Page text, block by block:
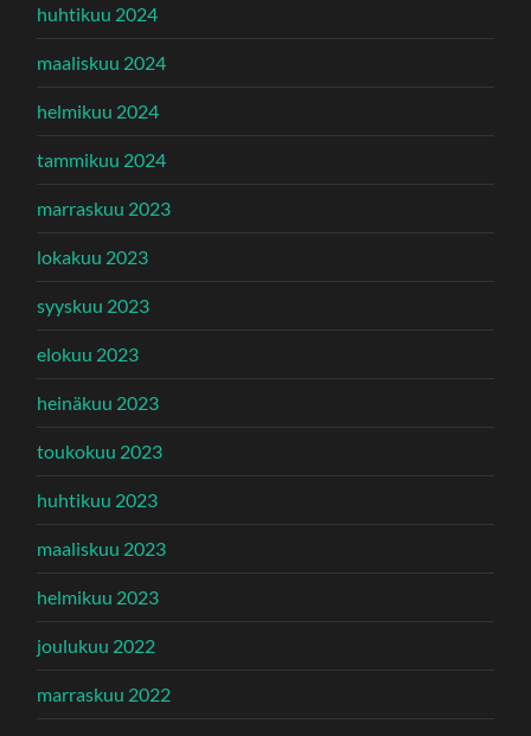
huhtikuu 2024
maaliskuu 2024
helmikuu 2024
tammikuu 2024
marraskuu 2023
lokakuu 2023
syyskuu 2023
elokuu 2023
heinäkuu 2023
toukokuu 2023
huhtikuu 2023
maaliskuu 2023
helmikuu 2023
joulukuu 2022
marraskuu 2022